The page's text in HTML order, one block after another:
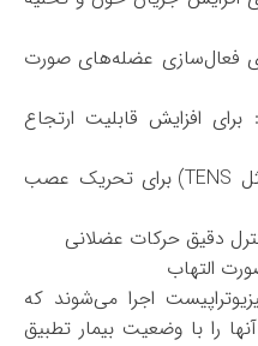
فعال‌سازی عضله‌های صورت
افزایش قابلیت ارتجاع
تکنیک‌های الکتروتراپی (مثل TENS) برای تحریک عصب
دقیق حرکات عضلانی
التهاب
اجرا می‌شوند که
را با وضعیت بیمار تطبیق